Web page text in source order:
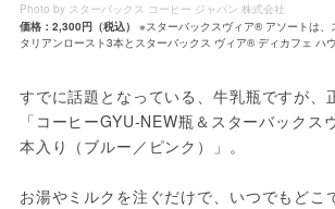
Photo by スターバックス コーヒー ジャパン 株式会社
価格：2,300円（税込）
※スターバックスヴィア® アソートは、
タリアンロースト3本とスターバックス ヴィア® ディカフェ ハ
すでに話題となっている、牛乳瓶ですが、
「コーヒーGYU‐NEW瓶＆スターバック
本入り（ブルー／ピンク）」。
お湯やミルクを注ぐだけで、いつでもどこ